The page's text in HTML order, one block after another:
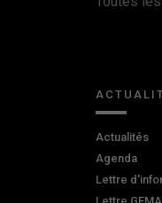
Actualités
Agenda
Lettre